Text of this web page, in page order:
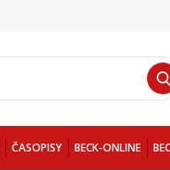
ČASOPISY BECK-ONLINE